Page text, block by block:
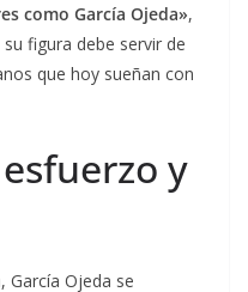
como García Ojeda»,
figura debe servir de
que hoy sueñan con
y
García Ojeda se